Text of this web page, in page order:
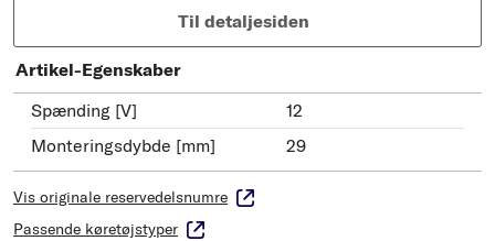
Til detaljesiden
Artikel-Egenskaber
Spænding [V]
12
Monteringsdybde [mm]
29
Vis originale reservedelsnumre
Passende køretøjstyper